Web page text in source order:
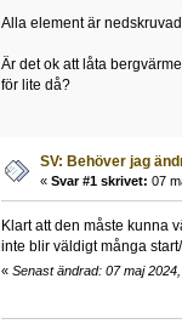
Alla element är
Är det ok att låta
för lite då?
SV: Behöver jag
« Svar #1 skrivet: 07
Klart att den måste kunna
inte blir väldigt många
« Senast ändrad: 07 maj